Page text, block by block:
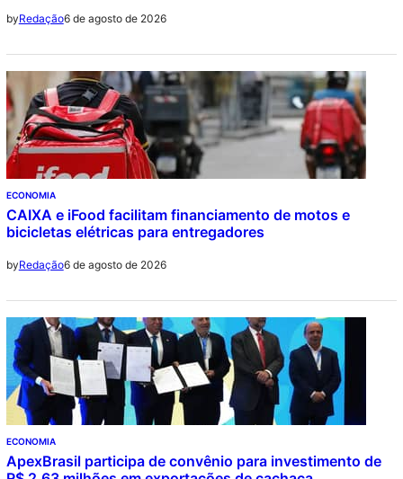
byRedação6 de agosto de 2026
ECONOMIA
CAIXA e iFood facilitam financiamento de motos e
bicicletas elétricas para entregadores
byRedação6 de agosto de 2026
ECONOMIA
ApexBrasil participa de convênio para investimento de